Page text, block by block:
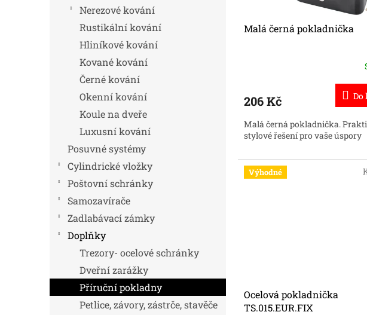
Nerezové kování
Rustikální kování
Hliníkové kování
Kované kování
Černé kování
Okenní kování
Koule na dveře
Luxusní kování
Posuvné systémy
Cylindrické vložky
Poštovní schránky
Samozavírače
Zadlabávací zámky
Doplňky
Trezory- ocelové schránky
Dveřní zarážky
Příruční pokladny
Petlice, závory, zástrče, stavěče
kMalá černá pokladnička
206 Kč Do
Malá černá pokladnička.
stylové řešení pro vaše úspory
Výhodné
Ocelová pokladnička
TS.015.EUR.FIX